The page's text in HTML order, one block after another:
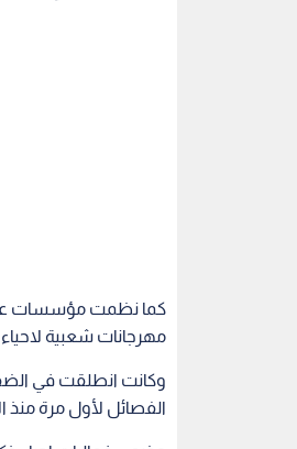
كما نظمت مؤسسات عامة
مهرجانات شعبية لاحياء
الفصائل لأول مرة منذ